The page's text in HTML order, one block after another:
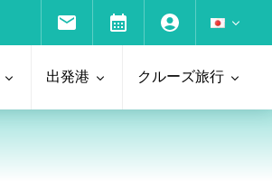
出発港 クルーズ旅行